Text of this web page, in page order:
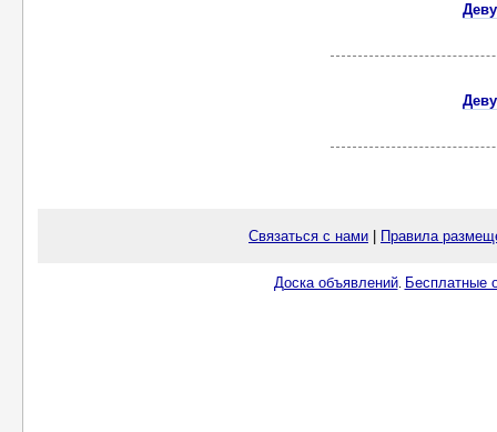
Связаться с нами Правила
Доска объявлений. Бесплатные